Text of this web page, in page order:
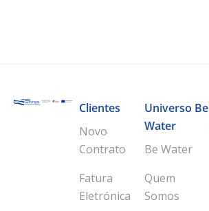
Clientes
Novo
Contrato
Fatura
Eletrónica
Universo Be
Water
Be Water
Quem
Somos